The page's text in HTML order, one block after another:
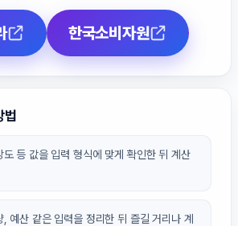
한국소비자원
법
도 등 값을 입력 형식에 맞게 확인한 뒤 계산
예산 같은 입력을 정리한 뒤 즐길 거리나 계